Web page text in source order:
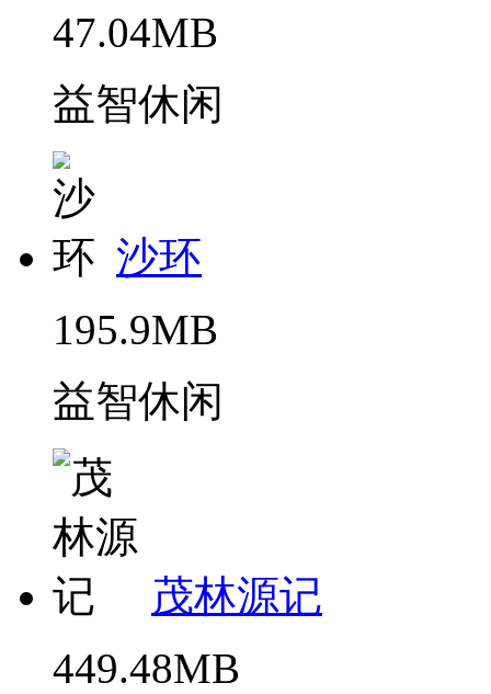
47.04MB
益智休闲
沙环
195.9MB
益智休闲
茂林源记
449.48MB